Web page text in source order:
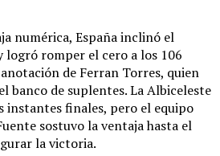
numérica, España inclinó el
logró romper el cero a los 106
de Ferran Torres, quien
banco de suplentes. La Albiceleste
instantes finales, pero el equipo
sostuvo la ventaja hasta el
la victoria.